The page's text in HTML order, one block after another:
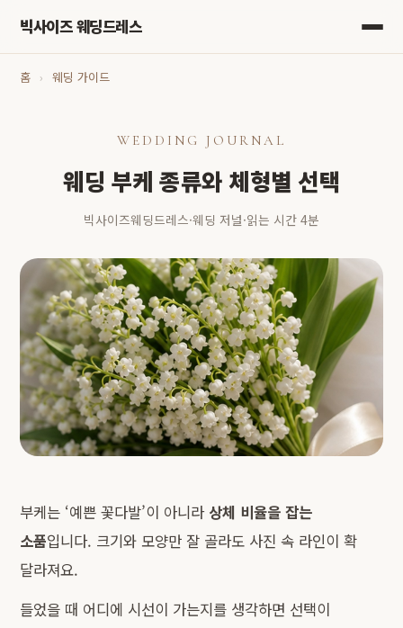
빅사이즈 웨딩드레스
홈 › 웨딩 가이드
WEDDING JOURNAL
웨딩 부케 종류와 체형별 선택
빅사이즈웨딩드레스·웨딩 저널·읽는 시간 4분
부케는 ‘예쁜 꽃다발’이 아니라 상체 비율을 잡는
소품입니다. 크기와 모양만 잘 골라도 사진 속 라인이 확
달라져요.
들었을 때 어디에 시선이 가는지를 생각하면 선택이